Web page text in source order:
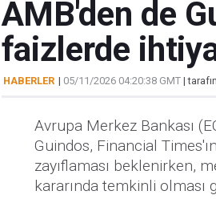
AMB'den de
faizlerde
HABERLER | 05/11/2026 04:20:38 GMT|
Avrupa Merkez Bankası
Guindos, Financial
zayıflaması beklenirken,
kararında temkinli olması